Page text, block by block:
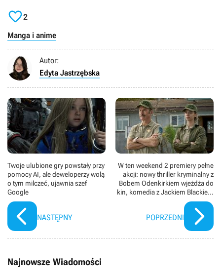
2
Manga i anime
Autor:
Edyta Jastrzębska
Twoje ulubione gry powstały przy
pomocy AI, ale deweloperzy wolą
o tym milczeć, ujawnia szef
Google
NASTĘPNY
W ten weekend 2 premiery pełne
akcji: nowy thriller kryminalny z
Bobem Odenkirkiem wjeżdża do
kin, komedia z Jackiem Blackiem
debiutuje na HBO Max
POPRZEDNI
Najnowsze Wiadomości